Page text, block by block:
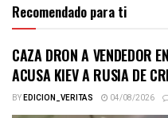
Recomendado para ti
CAZA DRON A VENDEDOR
ACUSA KIEV A RUSIA DE
BYEDICION_VERITAS 04/08/2026